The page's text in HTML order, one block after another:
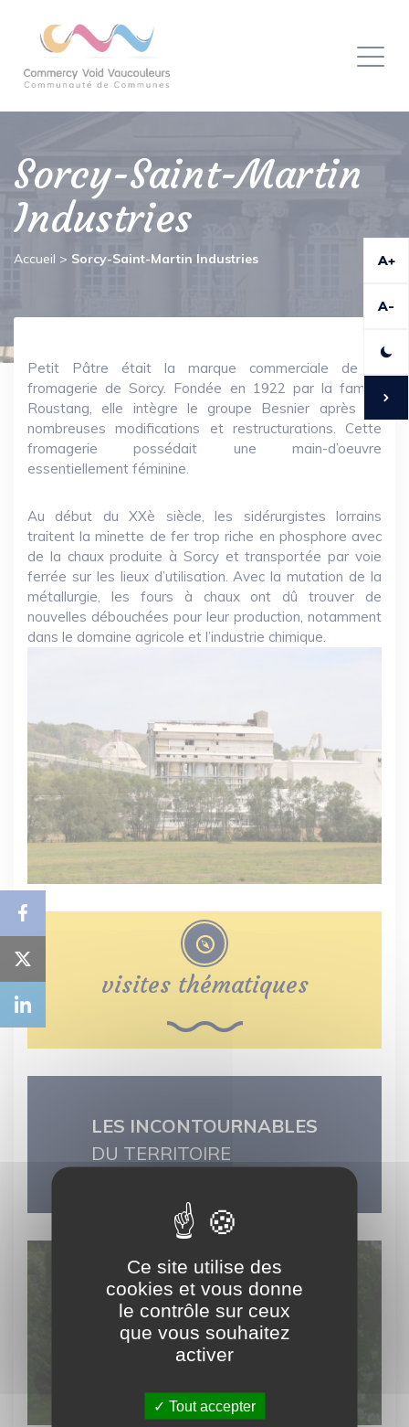
Sorcy-Saint-Martin
Industries
Accueil > Sorcy-Saint-Martin Industries
Petit Pâtre était la marque commerciale de la
fromagerie de Sorcy. Fondée en 1922 par la famille
Roustang, elle intègre le groupe Besnier après de
nombreuses modifications et restructurations. Cette
fromagerie possédait une main-d’oeuvre
essentiellement féminine.
Au début du XXè siècle, les sidérurgistes lorrains
traitent la minette de fer trop riche en phosphore avec
de la chaux produite à Sorcy et transportée par voie
ferrée sur les lieux d’utilisation. Avec la mutation de la
métallurgie, les fours à chaux ont dû trouver de
nouvelles débouchées pour leur production, notamment
dans le domaine agricole et l’industrie chimique.
visites thématiques
LES INCONTOURNABLES
DU TERRITOIRE
Découvrez
le patrimoine vert
A+
A-
Ce site utilise des
cookies et vous donne
le contrôle sur ceux
que vous souhaitez
activer
Tout accepter